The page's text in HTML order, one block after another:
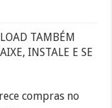
TAMBÉM
INSTALE E SE
compras no